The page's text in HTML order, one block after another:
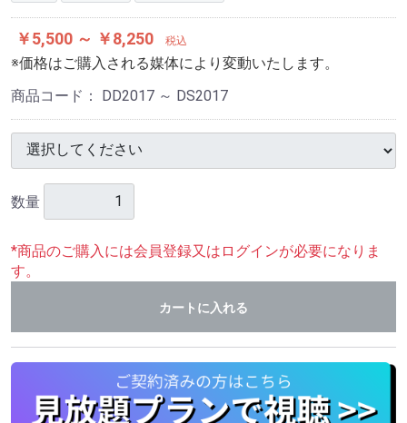
￥5,500 ～ ￥8,250 税込
※価格はご購入される媒体により変動いたします。
商品コード： DD2017 ～ DS2017
数量
*商品のご購入には会員登録又はログインが必要になりま
す。
カートに入れる